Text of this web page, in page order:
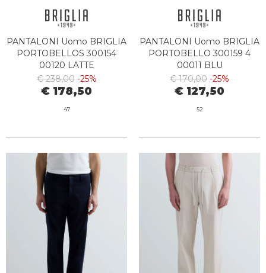
PANTALONI Uomo BRIGLIA
PORTOBELLOS 300154
00120 LATTE
€ 238,00 -25%
€ 178,50
47
PANTALONI Uomo BRIGLIA
PORTOBELLO 300159 4
00011 BLU
€ 170,00 -25%
€ 127,50
52